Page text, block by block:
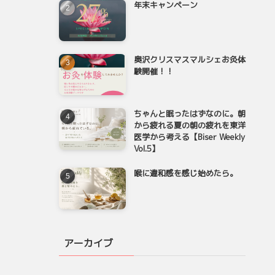
年末キャンペーン
奥沢クリスマスマルシェお灸体
験開催！！
ちゃんと眠ったはずなのに。朝
から疲れる夏の朝の疲れを東洋
医学から考える【Biser Weekly
Vol.5】
喉に違和感を感じ始めたら。
アーカイブ